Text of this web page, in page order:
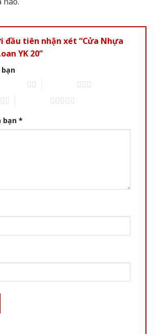
đầu tiên nhận xét “Cửa Nhựa
YK 20”
bạn *